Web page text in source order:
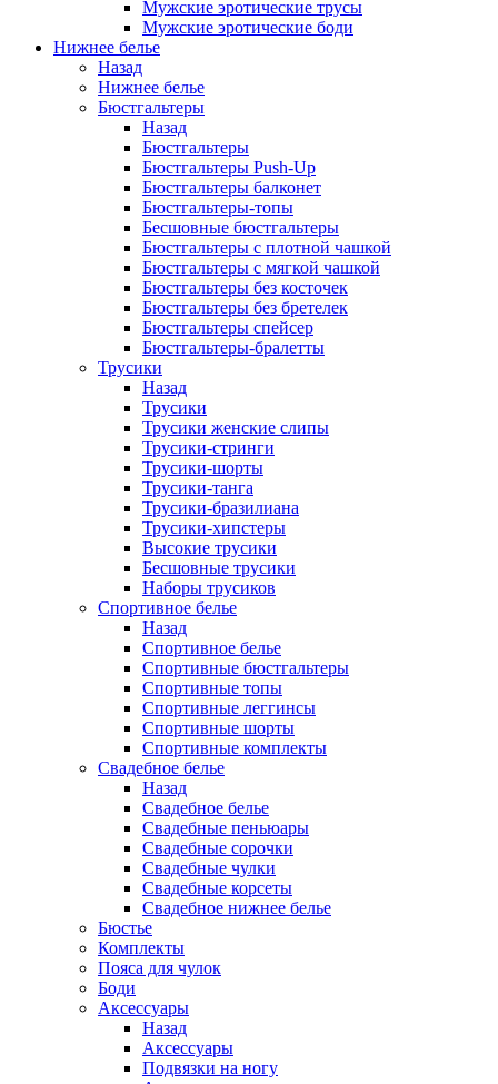
Мужские эротические трусы
Мужские эротические боди
Нижнее белье
Назад
Нижнее белье
Бюстгальтеры
Назад
Бюстгальтеры
Бюстгальтеры Push-Up
Бюстгальтеры балконет
Бюстгальтеры-топы
Бесшовные бюстгальтеры
Бюстгальтеры с плотной чашкой
Бюстгальтеры с мягкой чашкой
Бюстгальтеры без косточек
Бюстгальтеры без бретелек
Бюстгальтеры спейсер
Бюстгальтеры-бралетты
Трусики
Назад
Трусики
Трусики женские слипы
Трусики-стринги
Трусики-шорты
Трусики-танга
Трусики-бразилиана
Трусики-хипстеры
Высокие трусики
Бесшовные трусики
Наборы трусиков
Спортивное белье
Назад
Спортивное белье
Спортивные бюстгальтеры
Спортивные топы
Спортивные леггинсы
Спортивные шорты
Спортивные комплекты
Свадебное белье
Назад
Свадебное белье
Свадебные пеньюары
Свадебные сорочки
Свадебные чулки
Свадебные корсеты
Свадебное нижнее белье
Бюстье
Комплекты
Пояса для чулок
Боди
Аксессуары
Назад
Аксессуары
Подвязки на ногу